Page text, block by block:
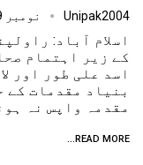
Unipak2004 نومبر 29, 2024
اسلام آباد:
کے زیر اہتمام
اسد علی طور اور
بنیاد مقدمات کے
مقدمہ واپس نہ
READ MORE...